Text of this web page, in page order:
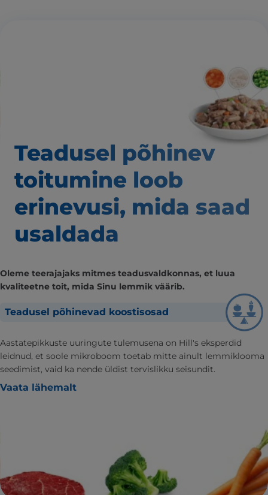
Teadusel põhinev
toitumine loob
erinevusi, mida saad
usaldada
Oleme teerajajaks mitmes teadusvaldkonnas, et luua
kvaliteetne toit, mida Sinu lemmik väärib.
Teadusel põhinevad koostisosad
Aastatepikkuste uuringute tulemusena on Hill's eksperdid
leidnud, et soole mikroboom toetab mitte ainult lemmiklooma
seedimist, vaid ka nende üldist tervislikku seisundit.
Vaata lähemalt